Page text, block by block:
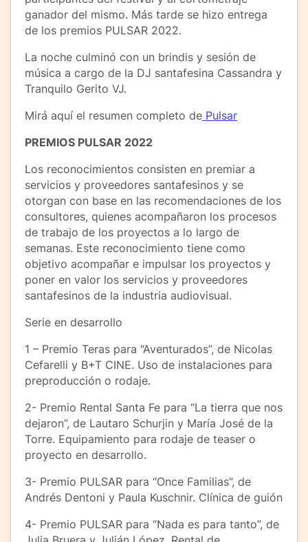
ganador del mismo. Más tarde se hizo entrega
de los premios PULSAR 2022.
La noche culminó con un brindis y sesión de
música a cargo de la DJ santafesina Cassandra y
Tranquilo Gerito VJ.
Mirá aquí el resumen completo de Pulsar
PREMIOS PULSAR 2022
Los reconocimientos consisten en premiar a
servicios y proveedores santafesinos y se
otorgan con base en las recomendaciones de los
consultores, quienes acompañaron los procesos
de trabajo de los proyectos a lo largo de
semanas. Este reconocimiento tiene como
objetivo acompañar e impulsar los proyectos y
poner en valor los servicios y proveedores
santafesinos de la industria audiovisual.
Serie en desarrollo
1 – Premio Teras para “Aventurados”, de Nicolas
Cefarelli y B+T CINE. Uso de instalaciones para
preproducción o rodaje.
2- Premio Rental Santa Fe para “La tierra que nos
dejaron”, de Lautaro Schurjin y María José de la
Torre. Equipamiento para rodaje de teaser o
proyecto en desarrollo.
3- Premio PULSAR para “Once Familias”, de
Andrés Dentoni y Paula Kuschnir. Clínica de guión
4- Premio PULSAR para “Nada es para tanto”, de